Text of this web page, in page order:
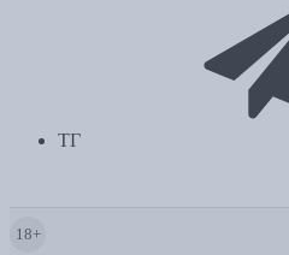
ТГ
18+